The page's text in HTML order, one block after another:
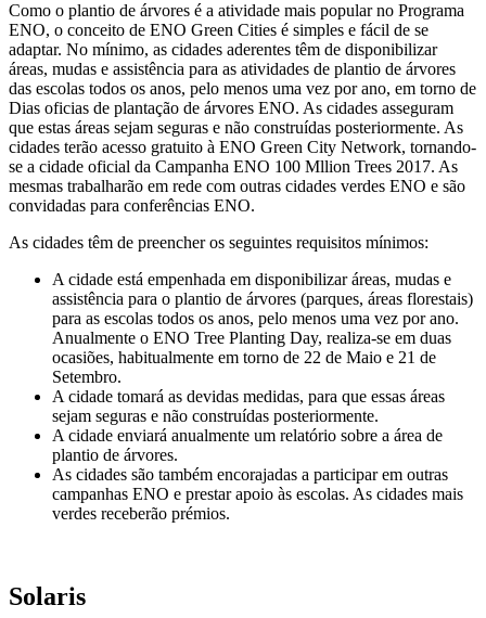
Como o plantio de árvores é a atividade mais popular no Programa
ENO, o conceito de ENO Green Cities é simples e fácil de se
adaptar. No mínimo, as cidades aderentes têm de disponibilizar
áreas, mudas e assistência para as atividades de plantio de árvores
das escolas todos os anos, pelo menos uma vez por ano, em torno de
Dias oficias de plantação de árvores ENO. As cidades asseguram
que estas áreas sejam seguras e não construídas posteriormente. As
cidades terão acesso gratuito à ENO Green City Network, tornando-
se a cidade oficial da Campanha ENO 100 Mllion Trees 2017. As
mesmas trabalharão em rede com outras cidades verdes ENO e são
convidadas para conferências ENO.
As cidades têm de preencher os seguintes requisitos mínimos:
A cidade está empenhada em disponibilizar áreas, mudas e
assistência para o plantio de árvores (parques, áreas florestais)
para as escolas todos os anos, pelo menos uma vez por ano.
Anualmente o ENO Tree Planting Day, realiza-se em duas
ocasiões, habitualmente em torno de 22 de Maio e 21 de
Setembro.
A cidade tomará as devidas medidas, para que essas áreas
sejam seguras e não construídas posteriormente.
A cidade enviará anualmente um relatório sobre a área de
plantio de árvores.
As cidades são também encorajadas a participar em outras
campanhas ENO e prestar apoio às escolas. As cidades mais
verdes receberão prémios.
Solaris